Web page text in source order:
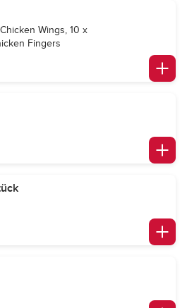
Wings, 10 x
Fingers